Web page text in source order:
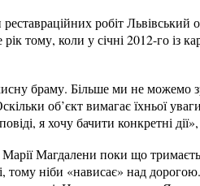
робіт
тому, коли у січні 2012-го із
браму. Більше ми не можемо
об’єкт вимагає їхньої
я хочу бачити конкретні
Магдалени поки що
тому ніби «нависає» над